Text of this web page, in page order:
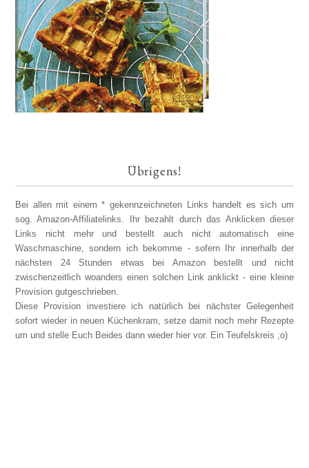
Übrigens!
Bei allen mit einem * gekennzeichneten Links handelt es sich um
sog. Amazon-Affiliatelinks. Ihr bezahlt durch das Anklicken dieser
Links nicht mehr und bestellt auch nicht automatisch eine
Waschmaschine, sondern ich bekomme - sofern Ihr innerhalb der
nächsten 24 Stunden etwas bei Amazon bestellt und nicht
zwischenzeitlich woanders einen solchen Link anklickt - eine kleine
Provision gutgeschrieben.
Diese Provision investiere ich natürlich bei nächster Gelegenheit
sofort wieder in neuen Küchenkram, setze damit noch mehr Rezepte
um und stelle Euch Beides dann wieder hier vor. Ein Teufelskreis ;o)